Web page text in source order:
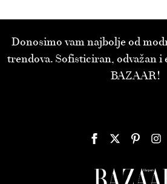
Donosimo vam najbolje od
trendova. Sofisticiran, odvažan i
BAZAAR!